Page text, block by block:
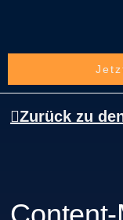
Zurück zu